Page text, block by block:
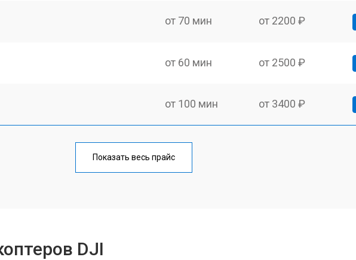
от 70 мин от 2200 ₽
от 60 мин от 2500 ₽
от 100 мин от 3400 ₽
от 60 мин
Показать весь прайс
DJI